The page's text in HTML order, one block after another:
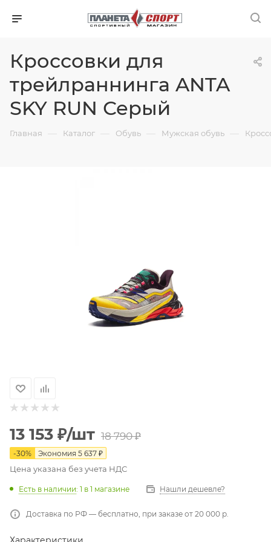
Кроссовки для
трейлраннинга ANTA
SKY RUN Серый
Главная — Каталог — Обувь — Мужская обувь —
13 153 ₽/шт 18 790₽
-30% Экономия 5 637 ₽
Цена указана без учета НДС
Есть в наличии: 1 в 1 магазине Нашли дешевле?
Доставка по РФ — бесплатно, при заказе от 20 000 р.